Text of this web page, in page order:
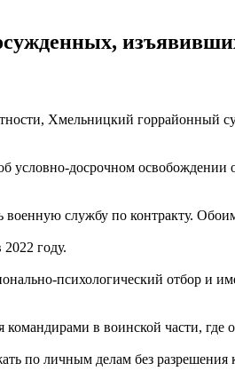
Хмельницкий горрайонный
досрочном
службу по контракту.
году.
психологический отбор и
в воинской части, где
по личным делам без